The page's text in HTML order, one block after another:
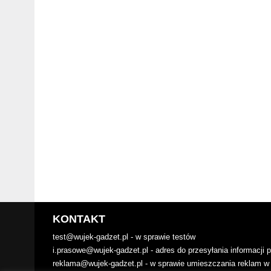
KONTAKT
test@wujek-gadzet.pl - w sprawie testów
i.prasowe@wujek-gadzet.pl - adres do przesyłania informacji
reklama@wujek-gadzet.pl - w sprawie umieszczania reklam